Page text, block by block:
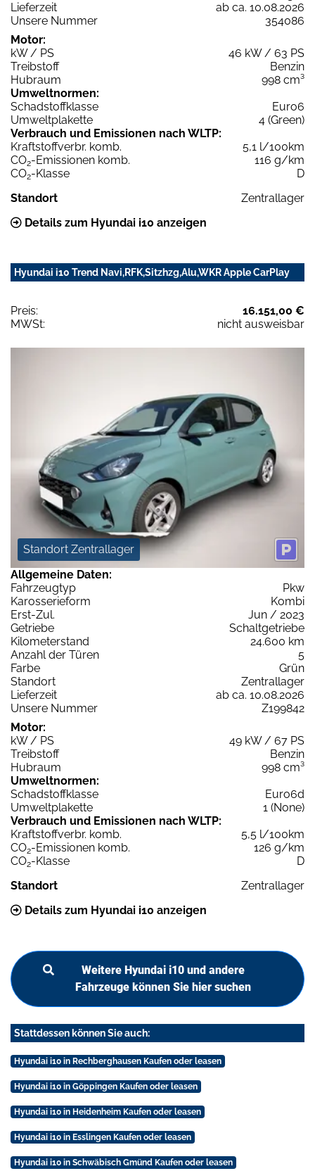
Lieferzeit
ab ca. 10.08.2026
Unsere Nummer
354086
Motor:
kW / PS
46 kW / 63 PS
Treibstoff
Benzin
Hubraum
998 cm³
Umweltnormen:
Schadstoffklasse
Euro6
Umweltplakette
4 (Green)
Verbrauch und Emissionen nach WLTP:
Kraftstoffverbr. komb.
5,1 l/100km
CO2-Emissionen komb.
116 g/km
CO2-Klasse
D
Standort
Zentrallager
Details zum Hyundai i10 anzeigen
Hyundai i10 Trend Navi,RFK,Sitzhzg,Alu,WKR Apple CarPlay
Preis:
16.151,00 €
MWSt:
nicht ausweisbar
Standort Zentrallager
Allgemeine Daten:
Fahrzeugtyp
Pkw
Karosserieform
Kombi
Erst-Zul.
Jun / 2023
Getriebe
Schaltgetriebe
Kilometerstand
24.600 km
Anzahl der Türen
5
Farbe
Grün
Standort
Zentrallager
Lieferzeit
ab ca. 10.08.2026
Unsere Nummer
Z199842
Motor:
kW / PS
49 kW / 67 PS
Treibstoff
Benzin
Hubraum
998 cm³
Umweltnormen:
Schadstoffklasse
Euro6d
Umweltplakette
1 (None)
Verbrauch und Emissionen nach WLTP:
Kraftstoffverbr. komb.
5,5 l/100km
CO2-Emissionen komb.
126 g/km
CO2-Klasse
D
Standort
Zentrallager
Details zum Hyundai i10 anzeigen
Weitere Hyundai i10 und andere
Fahrzeuge können Sie hier suchen
Stattdessen können Sie auch:
Hyundai i10 in Rechberghausen Kaufen oder leasen
Hyundai i10 in Göppingen Kaufen oder leasen
Hyundai i10 in Heidenheim Kaufen oder leasen
Hyundai i10 in Esslingen Kaufen oder leasen
Hyundai i10 in Schwäbisch Gmünd Kaufen oder leasen